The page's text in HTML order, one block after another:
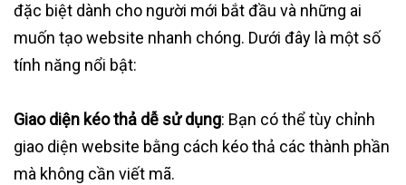
đặc biệt dành cho người mới bắt đầu và những ai
muốn tạo website nhanh chóng. Dưới đây là một số
tính năng nổi bật:
Giao diện kéo thả dễ sử dụng: Bạn có thể tùy chỉnh
giao diện website bằng cách kéo thả các thành phần
mà không cần viết mã.